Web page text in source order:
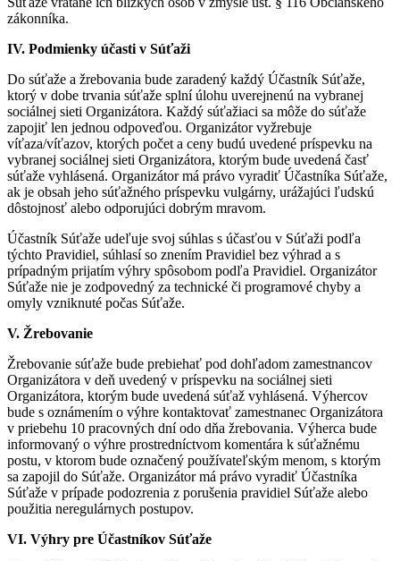
zákonníka.
IV. Podmienky účasti v Súťaži
Do súťaže a žrebovania bude zaradený každý Účastník Súťaže,
ktorý v dobe trvania súťaže splní úlohu uverejnenú na vybranej
sociálnej sieti Organizátora. Každý súťažiaci sa môže do súťaže
zapojiť len jednou odpoveďou. Organizátor vyžrebuje
víťaza/víťazov, ktorých počet a ceny budú uvedené príspevku na
vybranej sociálnej sieti Organizátora, ktorým bude uvedená časť
súťaže vyhlásená. Organizátor má právo vyradiť Účastníka Súťaže,
ak je obsah jeho súťažného príspevku vulgárny, urážajúci ľudskú
dôstojnosť alebo odporujúci dobrým mravom.
Účastník Súťaže udeľuje svoj súhlas s účasťou v Súťaži podľa
týchto Pravidiel, súhlasí so znením Pravidiel bez výhrad a s
prípadným prijatím výhry spôsobom podľa Pravidiel. Organizátor
Súťaže nie je zodpovedný za technické či programové chyby a
omyly vzniknuté počas Súťaže.
V. Žrebovanie
Žrebovanie súťaže bude prebiehať pod dohľadom zamestnancov
Organizátora v deň uvedený v príspevku na sociálnej sieti
Organizátora, ktorým bude uvedená súťaž vyhlásená. Výhercov
bude s oznámením o výhre kontaktovať zamestnanec Organizátora
v priebehu 10 pracovných dní odo dňa žrebovania. Výherca bude
informovaný o výhre prostredníctvom komentára k súťažnému
postu, v ktorom bude označený používateľským menom, s ktorým
sa zapojil do Súťaže. Organizátor má právo vyradiť Účastníka
Súťaže v prípade podozrenia z porušenia pravidiel Súťaže alebo
použitia neregulárnych postupov.
VI. Výhry pre Účastníkov Súťaže